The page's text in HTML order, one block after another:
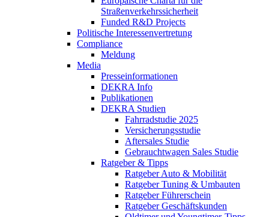
Straßenverkehrssicherheit
Funded R&D Projects
Politische Interessenvertretung
Compliance
Meldung
Media
Presseinformationen
DEKRA Info
Publikationen
DEKRA Studien
Fahrradstudie 2025
Versicherungsstudie
Aftersales Studie
Gebrauchtwagen Sales Studie
Ratgeber & Tipps
Ratgeber Auto & Mobilität
Ratgeber Tuning & Umbauten
Ratgeber Führerschein
Ratgeber Geschäftskunden